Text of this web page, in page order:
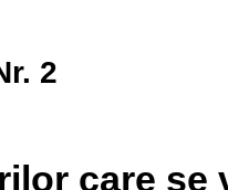
2
care se